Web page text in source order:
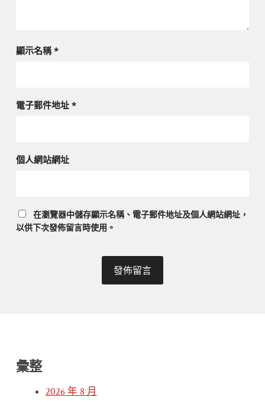
顯示名稱*
電子郵件地址 *
個人網站網址
在瀏覽器中儲存顯示名稱、電子郵件地址及個人網站網址，
以供下次發佈留言時使用。
彙整
2026 年 8 月